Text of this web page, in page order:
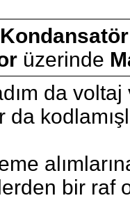
üzerinde
da
da
bir raf